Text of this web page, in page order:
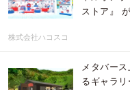
ストア』
株式会社ハコスコ
メタバー
るギャラ